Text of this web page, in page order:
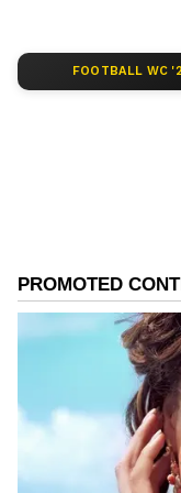
ಬೆಂಗಳೂರು ಟ್ರಾಫಿಕ್
10.20 ಕಿ.ಮೀ ಉದ್ದದ
ಬೆಂಗಳೂರು-
ಸಂಚಾರ ಆರಂಭ;
DOWNLOAD
FOOTBALL WC